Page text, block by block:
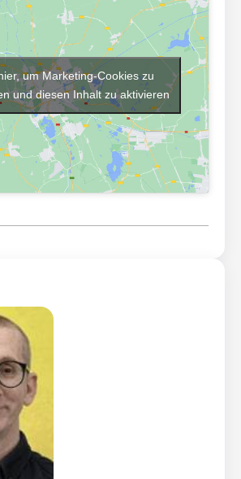
um Marketing-Cookies zu
und diesen Inhalt zu aktivieren